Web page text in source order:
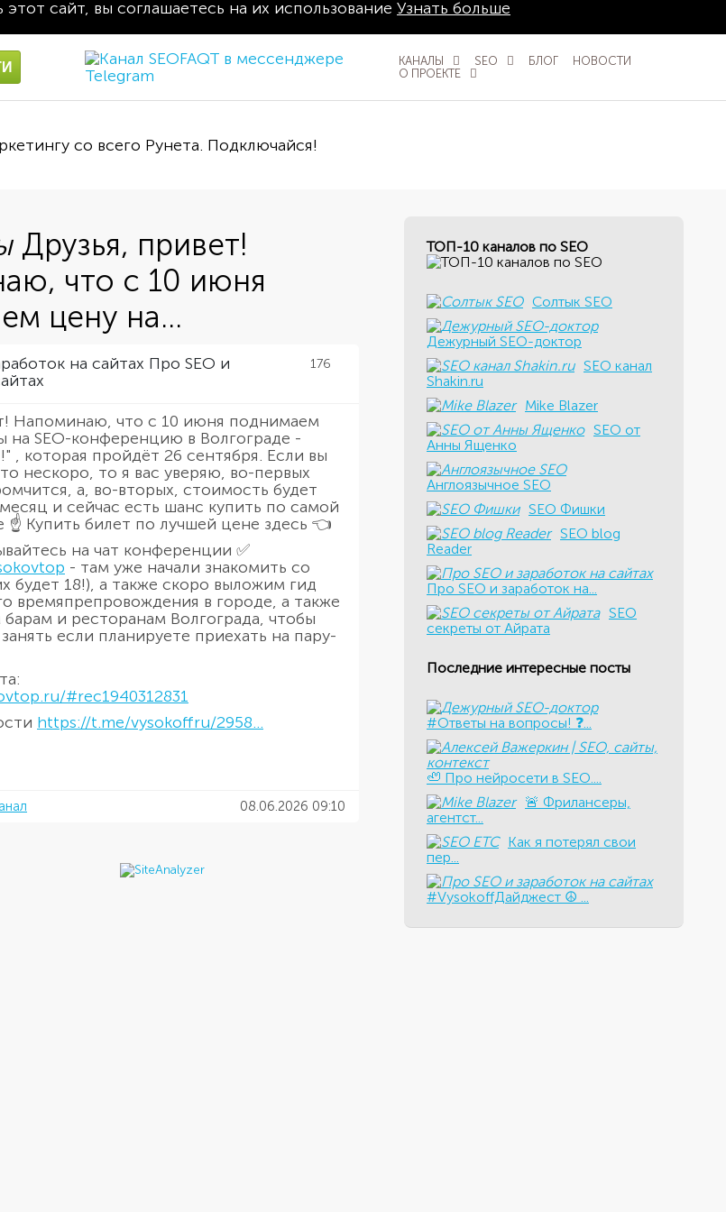
сайт, вы соглашаетесь на их использование Узнать больше
КАНАЛЫ SEO БЛОГ
НОВОСТИ
О ПРОЕКТЕ
со всего Рунета. Подключайся!
Друзья, привет!
что с 10 июня
цену на...
Про SEO и
176
Напоминаю, что с 10 июня поднимаем
на SEO-конференцию в Волгограде -
, которая пройдёт 26 сентября. Если вы
нескоро, то я вас уверяю, во-первых
а, во-вторых, стоимость будет
и сейчас есть шанс купить по самой
☝️ Купить билет по лучшей цене здесь 👈
на чат конференции ✅
- там уже начали знакомить со
будет 18!), а также скоро выложим гид
времяпрепровождения в городе, а также
и ресторанам Волгограда, чтобы
если планируете приехать на пару-
#rec1940312831
https://t.me/vysokoffru/2958...
08.06.2026 09:10
ТОП-10 каналов по SEO
Солтык SEO
Дежурный SEO-доктор
SEO канал
Shakin.ru
Mike Blazer
SEO от
Анны Ященко
Англоязычное SEO
SEO Фишки
SEO blog
Reader
Про SEO и заработок на...
SEO
секреты от Айрата
Последние интересные посты
#Ответы на вопросы! ❓...
🦥 Про нейросети в SEO....
​🚨 Фрилансеры,
агентст...
Как я потерял свои
пер...
#VysokoffДайджест ☮️ ...